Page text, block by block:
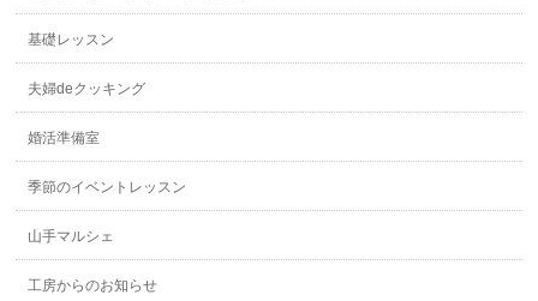
基礎レッスン
夫婦deクッキング
婚活準備室
季節のイベントレッスン
山手マルシェ
工房からのお知らせ